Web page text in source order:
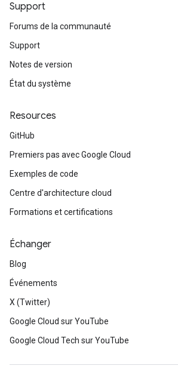
Support
Forums de la communauté
Support
Notes de version
État du système
Resources
GitHub
Premiers pas avec Google Cloud
Exemples de code
Centre d'architecture cloud
Formations et certifications
Échanger
Blog
Événements
X (Twitter)
Google Cloud sur YouTube
Google Cloud Tech sur YouTube